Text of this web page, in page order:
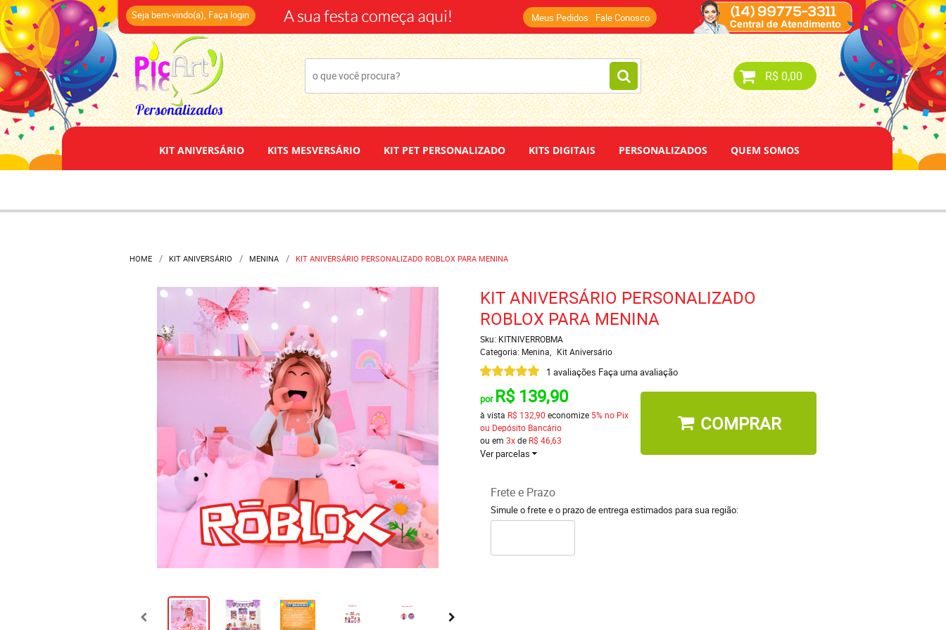
(14)
Seja bem-vindo(a), Faça login Meus Pedidos Fale Conosco
R$ 0,00
KIT ANIVERSÁRIO KITS MESVERSÁRIO KIT PET PERSONALIZADO KITS DIGITAIS PERSONALIZADOS QUEM SOMOS
HOME KIT ANIVERSÁRIO MENINA KIT ANIVERSÁRIO PERSONALIZADO ROBLOX PARA MENINA
KIT ANIVERSÁRIO PERSONALIZADO
ROBLOX PARA MENINA
Sku: KITNIVERROBMA
Categoria: Menina Kit Aniversário
1 avaliações Faça uma avaliação
por R$ 139,90
à vista R$ 132,90 economize 5% no Pix
ou Depósito Bancário
ou em 3xde R$ 46,63
Ver parcelas
COMPRAR
Frete e Prazo
Simule o frete e o prazo de entrega estimados para sua região: